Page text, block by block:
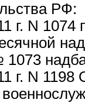
РФ:
г. N 1074
г. N